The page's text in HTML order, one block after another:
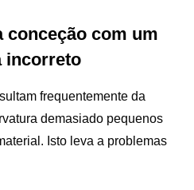
conceção com um
incorreto
frequentemente da
demasiado pequenos
Isto leva a problemas